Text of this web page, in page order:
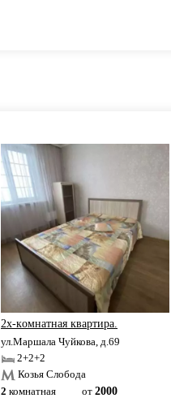
2х-кoмнaтная квартира.
ул.Маршала Чуйкова, д.69
2+2+2
Козья Слобода
2 комнатная от 2000